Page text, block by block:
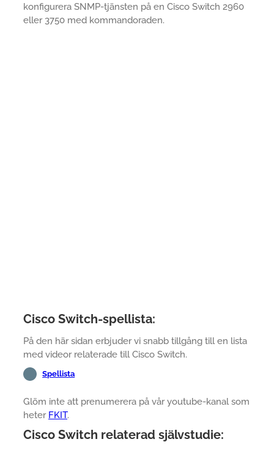
konfigurera SNMP-tjänsten på en Cisco Switch 2960
eller 3750 med kommandoraden.
Cisco Switch-spellista:
På den här sidan erbjuder vi snabb tillgång till en lista
med videor relaterade till Cisco Switch.
Spellista
Glöm inte att prenumerera på vår youtube-kanal som
heter FKIT.
Cisco Switch relaterad självstudie: